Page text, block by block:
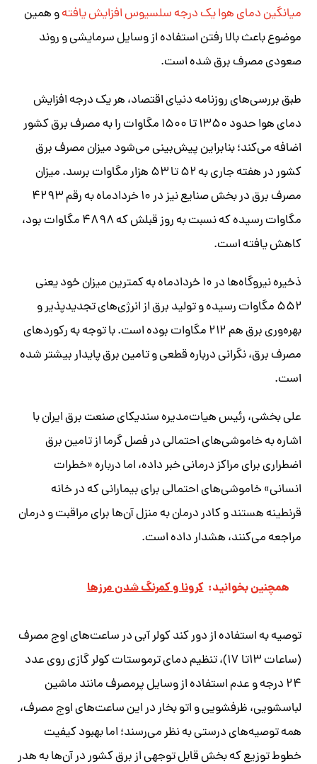
میانگین دمای هوا یک درجه سلسیوس افزایش یافتهو همین
موضوع باعث بالا رفتن استفاده از وسایل سرمایشی و روند
صعودی مصرف برق شده است‌.
طبق بررسی‌های روزنامه دنیای اقتصاد، هر یک درجه افزایش
دمای هوا حدود ۱۳۵۰ تا ۱۵۰۰ مگاوات را به مصرف برق کشور
اضافه می‌کند؛ بنابراین پیش‌بینی می‌شود میزان مصرف برق
کشور در هفته جاری به ۵۲ تا ۵۳ هزار مگاوات برسد. میزان
مصرف برق در بخش صنایع نیز در ۱۰ خردادماه به رقم ۴۲۹۳
مگاوات رسیده که نسبت به روز قبلش ‌که ۴۸۹۸ مگاوات بود،
کاهش یافته است.
ذخیره نیروگاه‌ها در ۱۰ خردادماه به کمترین میزان خود یعنی
۵۵۲ مگاوات رسیده و تولید برق از انرژی‌های تجدیدپذیر و
بهره‌وری برق هم ۲۱۲ مگاوات بوده است. با توجه به رکوردهای
مصرف برق، نگرانی درباره قطعی و تامین برق پایدار بیشتر شده
است.
علی بخشی، رئیس هیات‌مدیره سندیکای صنعت برق ایران با
اشاره به خاموشی‌های احتمالی در فصل گرما از تامین برق
اضطراری برای مراکز درمانی خبر داده، اما درباره «خطرات
انسانی» خاموشی‌های احتمالی برای بیمارانی که در خانه
قرنطینه هستند و کادر درمان به منزل آن‌ها برای مراقبت و درمان
مراجعه می‌کنند، هشدار داده است.
همچنین بخوانید: کرونا و کمرنگ‌ شدن مرز‌ها
توصیه به استفاده از دور کند کولر آبی در ساعت‌های اوج مصرف
(ساعات ۱۳تا ۱۷)، تنظیم دمای ترموستات کولر گازی روی عدد
۲۴ درجه و عدم استفاده از وسایل پرمصرف مانند ماشین
لباسشویی، ظرفشویی و اتو بخار در این ساعت‌های اوج مصرف،
همه توصیه‌های درستی به نظر می‌رسند؛ اما بهبود کیفیت
خطوط توزیع که بخش قابل توجهی از برق کشور در آن‌ها به هدر